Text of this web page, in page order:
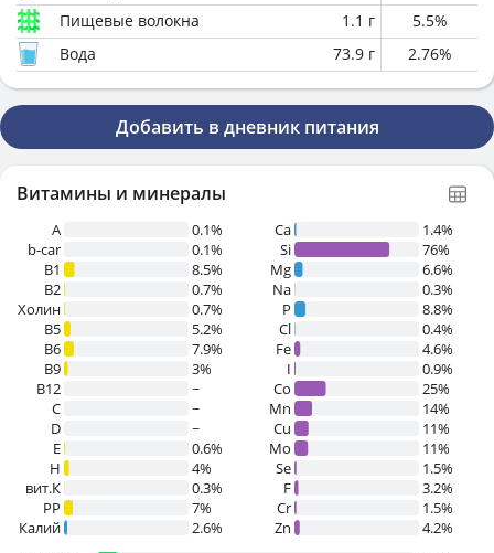
Пищевые волокна
1.1 г 5.5%
Вода
73.9 г 2.76%
Добавить в дневник питания
Витамины и минералы
A
0.1%
b-car
0.1%
В1
8.5%
B2
0.7%
Холин
0.7%
B5
5.2%
B6
7.9%
B9
3%
B12
~
C
~
D
~
E
0.6%
H
4%
вит.К
0.3%
PP
7%
Калий
2.6%
Ca
1.4%
Si
76%
Mg
6.6%
Na
0.3%
P
8.8%
Cl
0.4%
Fe
4.6%
I
0.9%
Co
25%
Mn
14%
Cu
11%
Mo
11%
Se
1.5%
F
3.2%
Cr
1.5%
Zn
4.2%